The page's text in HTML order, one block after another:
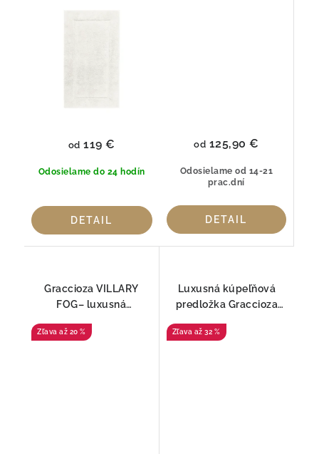
Graccioza
Odosielame do 24 hodín
od 119 €
DETAIL
Odosielame od 14-21
prac.dní
od 125,90 €
DETAIL
Graccioza VILLARY
FOG– luxusná
prémiovej bavlny
až 20 %
Luxusná kúpeľňová
predložka Graccioza
bavlny Giza
až 32 %